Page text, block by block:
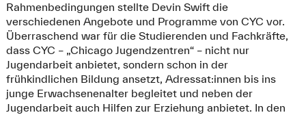
Rahmenbedingungen stellte Devin Swift die
verschiedenen Angebote und Programme von CYC vor.
Überraschend war für die Studierenden und Fachkräfte,
dass CYC – „Chicago Jugendzentren“ – nicht nur
Jugendarbeit anbietet, sondern schon in der
frühkindlichen Bildung ansetzt, Adressat:innen bis ins
junge Erwachsenenalter begleitet und neben der
Jugendarbeit auch Hilfen zur Erziehung anbietet. In den